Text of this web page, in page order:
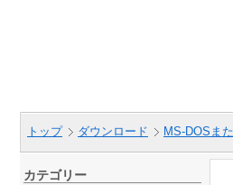
トップ ダウンロード MS-DOSま
カテゴリー